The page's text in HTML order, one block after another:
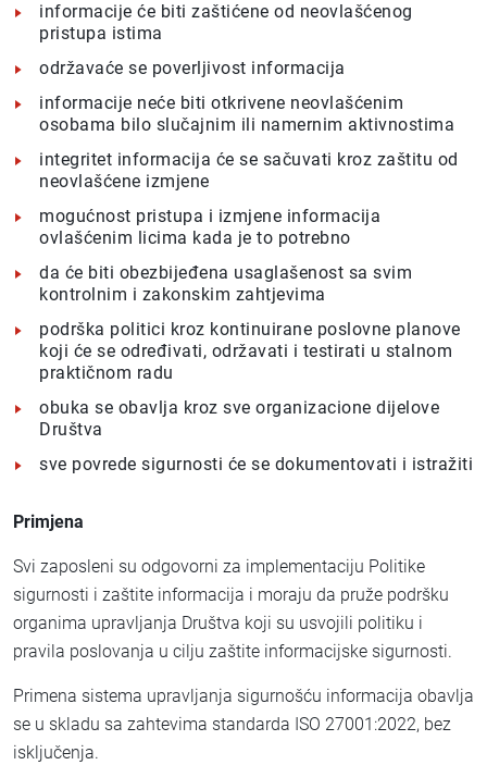
informacije će biti zaštićene od neovlašćenog
pristupa istima
održavaće se poverljivost informacija
informacije neće biti otkrivene neovlašćenim
osobama bilo slučajnim ili namernim aktivnostima
integritet informacija će se sačuvati kroz zaštitu od
neovlašćene izmjene
mogućnost pristupa i izmjene informacija
ovlašćenim licima kada je to potrebno
da će biti obezbijeđena usaglašenost sa svim
kontrolnim i zakonskim zahtjevima
podrška politici kroz kontinuirane poslovne planove
koji će se određivati, održavati i testirati u stalnom
praktičnom radu
obuka se obavlja kroz sve organizacione dijelove
Društva
sve povrede sigurnosti će se dokumentovati i istražiti
Primjena
Svi zaposleni su odgovorni za implementaciju Politike
sigurnosti i zaštite informacija i moraju da pruže podršku
organima upravljanja Društva koji su usvojili politiku i
pravila poslovanja u cilju zaštite informacijske sigurnosti.
Primena sistema upravljanja sigurnošću informacija obavlja
se u skladu sa zahtevima standarda ISO 27001:2022, bez
isključenja.